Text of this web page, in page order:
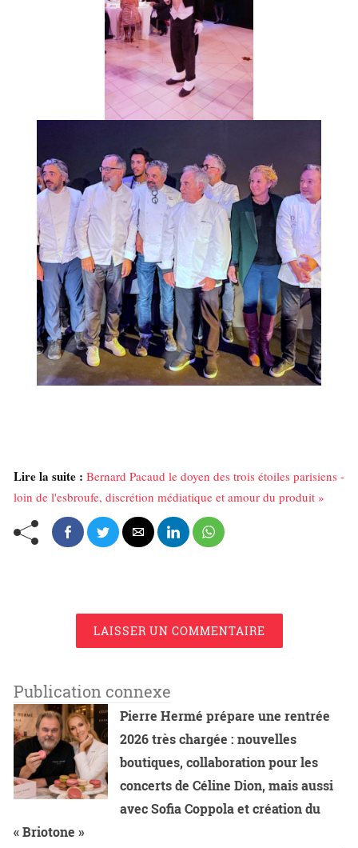
Lire la suite : Bernard Pacaud le doyen des trois étoiles parisiens -
loin de l'esbroufe, discrétion médiatique et amour du produit »
LAISSER UN COMMENTAIRE
Publication connexe
Pierre Hermé prépare une rentrée
2026 très chargée : nouvelles
boutiques, collaboration pour les
concerts de Céline Dion, mais aussi
avec Sofia Coppola et création du
« Briotone »